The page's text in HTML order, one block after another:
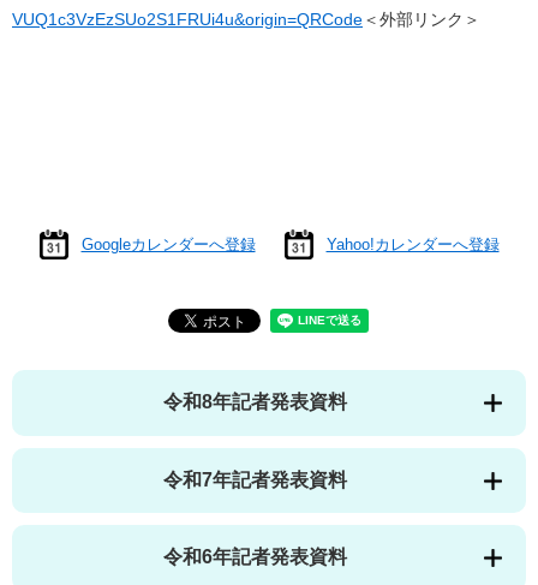
VUQ1c3VzEzSUo2S1FRUi4u&origin=QRCode＜外部リンク＞
Googleカレンダーへ登録 Yahoo!カレンダーへ登録
令和8年記者発表資料
令和7年記者発表資料
令和6年記者発表資料